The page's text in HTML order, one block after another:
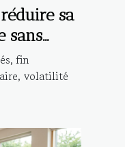
sa
sans
fin
volatilité